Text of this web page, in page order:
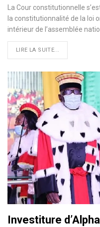
La Cour constitutionnelle
la constitutionnalité de la loi
intérieur de l’assemblée
LIRE LA SUITE...
Investiture